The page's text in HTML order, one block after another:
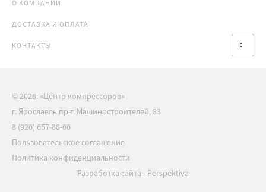
О КОМПАНИИ
ДОСТАВКА И ОПЛАТА
КОНТАКТЫ
© 2026. «Центр компрессоров»
г. Ярославль пр-т. Машиностроителей, 83
8 (920) 657-88-00
Пользовательское соглашение
Политика конфиденциальности
Разработка сайта - Perspektiva